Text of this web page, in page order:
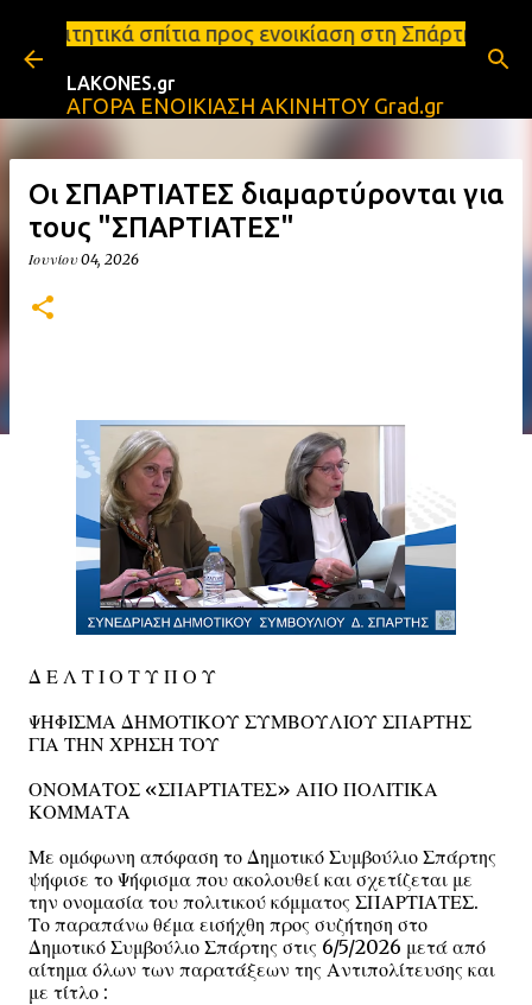
Μετάβαση στο κύριο περιεχόμενο
προς ενοικίαση στη Σπάρτη Ενοικιάσεις
LAKONES.gr
ΑΓΟΡΑ ΕΝΟΙΚΙΑΣΗ ΑΚΙΝΗΤΟΥ Grad.gr
Οι ΣΠΑΡΤΙΑΤΕΣ διαμαρτύρονται για
τους "ΣΠΑΡΤΙΑΤΕΣ"
Ιουνίου 04, 2026
Δ Ε Λ Τ Ι Ο Τ Υ Π Ο Υ
ΨΗΦΙΣΜΑ ΔΗΜΟΤΙΚΟΥ ΣΥΜΒΟΥΛΙΟΥ ΣΠΑΡΤΗΣ
ΓΙΑ ΤΗΝ ΧΡΗΣΗ ΤΟΥ
ΟΝΟΜΑΤΟΣ «ΣΠΑΡΤΙΑΤΕΣ» ΑΠΟ ΠΟΛΙΤΙΚΑ
ΚΟΜΜΑΤΑ
Με ομόφωνη απόφαση το Δημοτικό Συμβούλιο Σπάρτης
ψήφισε το Ψήφισμα που ακολουθεί και σχετίζεται με
την ονομασία του πολιτικού κόμματος ΣΠΑΡΤΙΑΤΕΣ.
Το παραπάνω θέμα εισήχθη προς συζήτηση στο
Δημοτικό Συμβούλιο Σπάρτης στις 6/5/2026 μετά από
αίτημα όλων των παρατάξεων της Αντιπολίτευσης και
με τίτλο :